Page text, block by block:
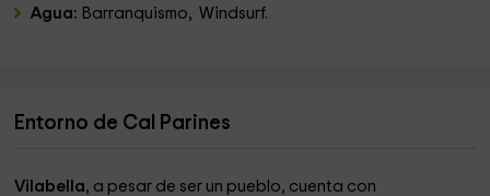
Agua: Barranquismo, Windsurf.
Entorno de Cal Parines
Vilabella, a pesar de ser un pueblo, cuenta con